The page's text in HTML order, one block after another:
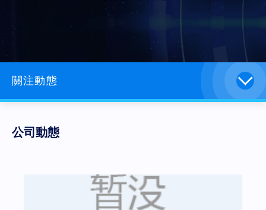
關注動態
公司動態